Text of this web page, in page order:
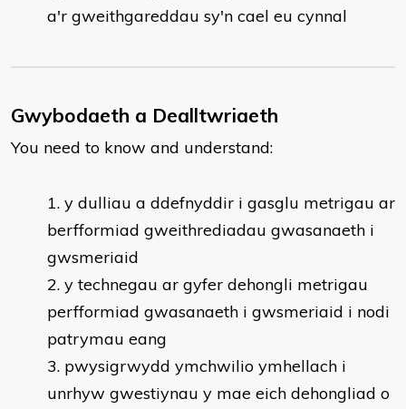
a'r gweithgareddau sy'n cael eu cynnal
Gwybodaeth a Dealltwriaeth
You need to know and understand:
y dulliau a ddefnyddir i gasglu metrigau ar
berfformiad gweithrediadau gwasanaeth i
gwsmeriaid
y technegau ar gyfer dehongli metrigau
perfformiad gwasanaeth i gwsmeriaid i nodi
patrymau eang
pwysigrwydd ymchwilio ymhellach i
unrhyw gwestiynau y mae eich dehongliad o